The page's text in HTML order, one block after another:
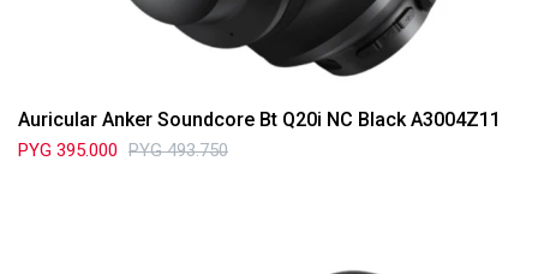
Auricular Anker Soundcore Bt Q20i NC Black A3004Z11
PYG 395.000 PYG 493.750